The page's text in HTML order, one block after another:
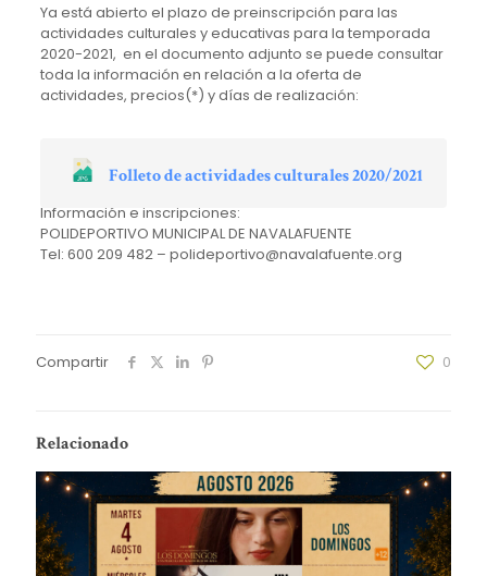
Ya está abierto el plazo de preinscripción para las
actividades culturales y educativas para la temporada
2020-2021, en el documento adjunto se puede consultar
toda la información en relación a la oferta de
actividades, precios(*) y días de realización:
Folleto de actividades culturales 2020/2021
Información e inscripciones:
POLIDEPORTIVO MUNICIPAL DE NAVALAFUENTE
Tel: 600 209 482 – polideportivo@navalafuente.org
Compartir 0
Relacionado